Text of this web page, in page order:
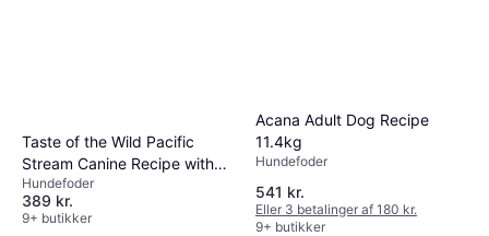
Taste of the Wild Pacific
Stream Canine Recipe with
Smoked Salmon 12.2kg
Hundefoder
389 kr.
9+ butikker
Acana Adult Dog Recipe
11.4kg
Hundefoder
541 kr.
Eller 3 betalinger af 180 kr.
9+ butikker